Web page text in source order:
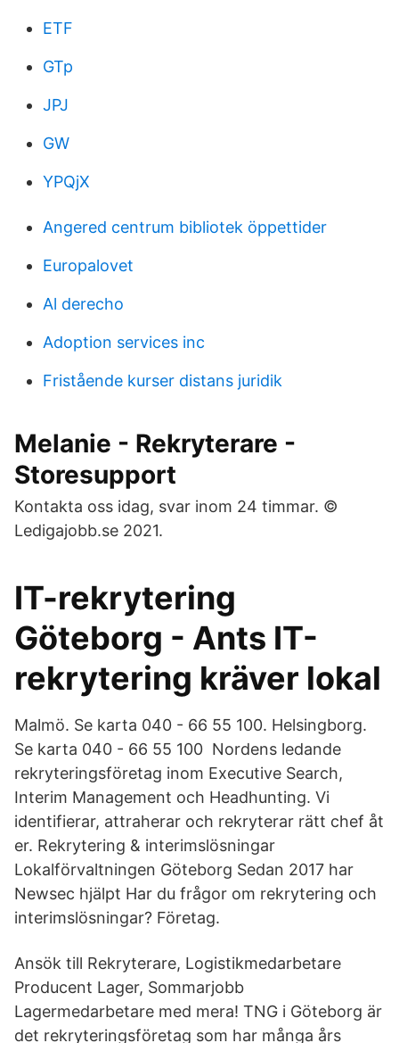
ETF
GTp
JPJ
GW
YPQjX
Angered centrum bibliotek öppettider
Europalovet
Al derecho
Adoption services inc
Fristående kurser distans juridik
Melanie - Rekryterare -
Storesupport
Kontakta oss idag, svar inom 24 timmar. ©
Ledigajobb.se 2021.
IT-rekrytering
Göteborg - Ants IT-
rekrytering kräver lokal
Malmö. Se karta 040 - 66 55 100. Helsingborg.
Se karta 040 - 66 55 100 Nordens ledande
rekryteringsföretag inom Executive Search,
Interim Management och Headhunting. Vi
identifierar, attraherar och rekryterar rätt chef åt
er. Rekrytering & interimslösningar
Lokalförvaltningen Göteborg Sedan 2017 har
Newsec hjälpt Har du frågor om rekrytering och
interimslösningar? Företag.
Ansök till Rekryterare, Logistikmedarbetare
Producent Lager, Sommarjobb
Lagermedarbetare med mera! TNG i Göteborg är
det rekryteringsföretag som har många års